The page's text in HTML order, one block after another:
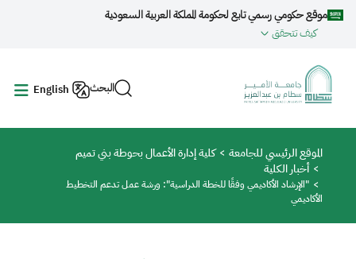
تجاوز إلى المحتوى الرئيسي
موقع حكومي رسمي تابع لحكومة المملكة العربية السعودية
كيف تتحقق
البحث English
مسار التنقل
الموقع الرئيسي للجامعة
كلية إدارة الأعمال بحوطة بني تميم
أخبار الكلية
"الإرشاد الأكاديمي وفقًا للخطة الدراسية": ورشة عمل تدعم التخطيط
الأكاديمي